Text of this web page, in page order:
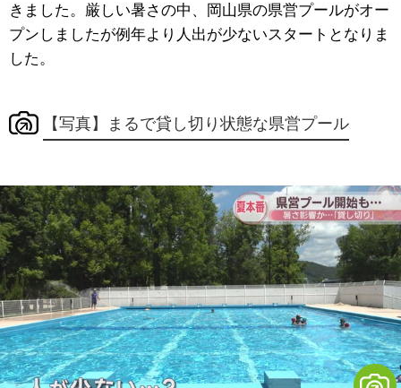
きました。厳しい暑さの中、岡山県の県営プールがオー
プンしましたが例年より人出が少ないスタートとなりま
した。
【写真】まるで貸し切り状態な県営プール